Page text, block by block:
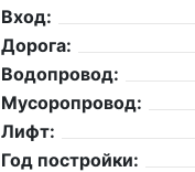
Вход:
Дорога:
Водопровод:
Мусоропровод:
Лифт:
Год постройки: